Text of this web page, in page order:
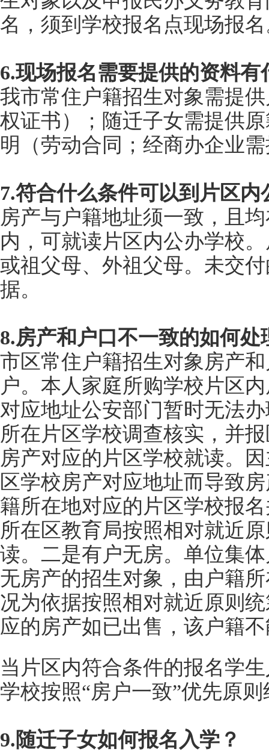
名，须到学校报名点现场报
6.现场报名需要提供的资料有
我市常住户籍招生对象需提
权证书）；随迁子女需提供
明（劳动合同；经商办企业
7.符合什么条件可以到片区内
房产与户籍地址须一致，且
内，可就读片区内公办学校
或祖父母、外祖父母。未交
据。
8.房产和户口不一致的如何处
市区常住户籍招生对象房产
户。本人家庭所购学校片区
对应地址公安部门暂时无法
所在片区学校调查核实，并
房产对应的片区学校就读。
区学校房产对应地址而导致
籍所在地对应的片区学校报
所在区教育局按照相对就近
读。二是有户无房。单位集
无房产的招生对象，由户籍
况为依据按照相对就近原则
应的房产如已出售，该户籍
当片区内符合条件的报名学
学校按照“房户一致”优先原
9.随迁子女如何报名入学？